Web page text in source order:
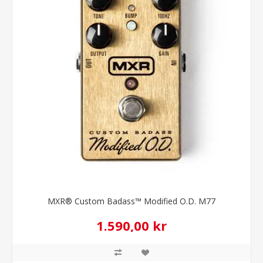
MXR® Custom Badass™ Modified O.D. M77
1.590,00 kr